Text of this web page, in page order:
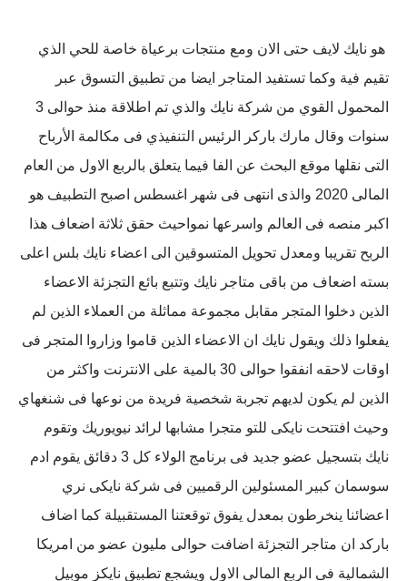
هو نايك لايف حتى الان ومع منتجات برعياة خاصة للحي الذي
تقيم فية وكما تستفيد المتاجر ايضا من تطبيق التسوق عبر
المحمول القوي من شركة نايك والذي تم اطلاقة منذ حوالى 3
سنوات وقال مارك باركر الرئيس التنفيذي فى مكالمة الأرباح
التى نقلها موقع البحث عن الفا فيما يتعلق بالربع الاول من العام
المالى 2020 والذى انتهى فى شهر اغسطس اصبح التطبيف هو
اكبر منصه فى العالم واسرعها نمواحيث حقق ثلاثة اضعاف هذا
الربح تقريبا ومعدل تحويل المتسوقين الى اعضاء نايك بلس اعلى
بسته اضعاف من باقى متاجر نايك وتتبع بائع التجزئة الاعضاء
الذين دخلوا المتجر مقابل مجموعة مماثلة من العملاء الذين لم
يفعلوا ذلك ويقول نايك ان الاعضاء الذين قاموا وزاروا المتجر فى
اوقات لاحقه انفقوا حوالى 30 بالمية على الانترنت واكثر من
الذين لم يكون لديهم تجربة شخصية فريدة من نوعها فى شنغهاي
وحيث افتتحت نايكى للتو متجرا مشابها لرائد نيويوريك وتقوم
نايك بتسجيل عضو جديد فى برنامج الولاء كل 3 دقائق يقوم ادم
سوسمان كبير المسئولين الرقميين فى شركة نايكى نري
اعضائنا ينخرطون بمعدل يفوق توقعتنا المستقبيلة كما اضاف
باركد ان متاجر التجزئة اضافت حوالى مليون عضو من امريكا
الشمالية فى الربع المالى الاول ويشجع تطبيق نايكز موبيل